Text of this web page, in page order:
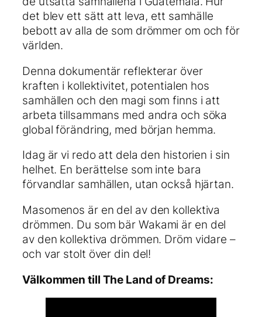
det blev ett sätt att leva, ett samhälle
bebott av alla de som drömmer om och för
världen.
Denna dokumentär reflekterar över
kraften i kollektivitet, potentialen hos
samhällen och den magi som finns i att
arbeta tillsammans med andra och söka
global förändring, med början hemma.
Idag är vi redo att dela den historien i sin
helhet. En berättelse som inte bara
förvandlar samhällen, utan också hjärtan.
Masomenos är en del av den kollektiva
drömmen. Du som bär Wakami är en del
av den kollektiva drömmen. Dröm vidare –
och var stolt över din del!
Välkommen till The Land of Dreams: